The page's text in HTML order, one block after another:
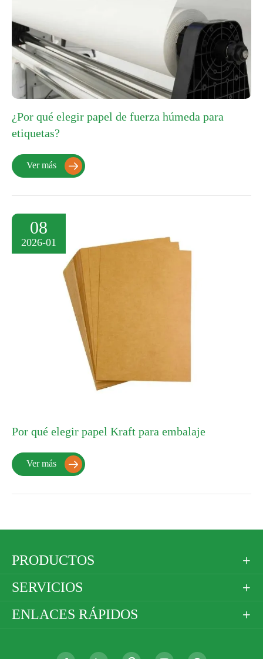
¿Por qué elegir papel de fuerza húmeda para
etiquetas?
Ver más 
08
2026-01
Por qué elegir papel Kraft para embalaje
Ver más 
PRODUCTOS 
SERVICIOS 
ENLACES RÁPIDOS 